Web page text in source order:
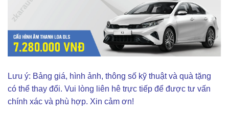
Lưu ý: Bảng giá, hình ảnh, thông số kỹ thuật và quà tặng
có thể thay đổi. Vui lòng liên hê trực tiếp để được tư vấn
chính xác và phù hợp. Xin cảm ơn!